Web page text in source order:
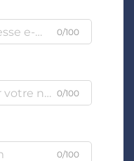
0/100
0/100
0/100